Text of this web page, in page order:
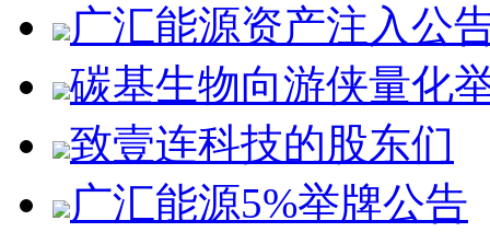
广汇能源资产注入公
碳基生物向游侠量化
致壹连科技的股东们
广汇能源5%举牌公告